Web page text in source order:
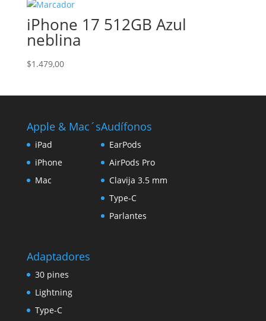
iPhone 17 512GB Azul
neblina
$1.479,00
Apple & Mac´s
iPad
iPhone
Mac
Audífonos
EarPods
AirPods Pro
Clavija 3.5 mm
Type-C
Parlantes
Adaptadores
30 pines
Lightning
Type-C